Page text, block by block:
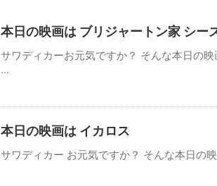
本日の映画は ブリジャートン家 シー
サワディカーお元気ですか？ そんな本日の
...
本日の映画は イカロス
サワディカー お元気ですか？ そんな本日の